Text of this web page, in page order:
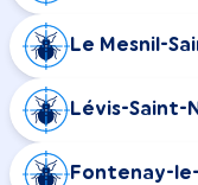
Le Mesnil-
Lévis-Saint-
Fontenay-